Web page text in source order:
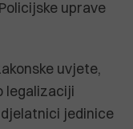
uprave
uvjete,
legalizaciji
jedinice